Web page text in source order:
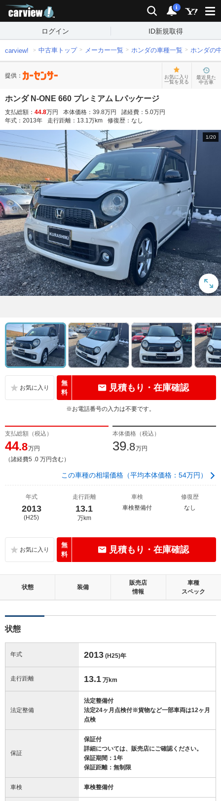
検索 通知
i
ログイン ID新規取得
carview! 中古車トップ メーカー一覧 ホンダの車種一覧 ホンダの
提供：
お気に入り
一覧を見る
最近見た
中古車
ホンダ N-ONE 660 プレミアム Lパッケージ
支払総額： 44.8万円 本体価格： 39.8万円 諸経費： 5.0万円
年式： 2013年 走行距離： 13.1万km 修復歴： なし
1/20
無
料
見積もり・在庫確認
※お電話番号の入力は不要です。
支払総額（税込）
44.8万円
（諸経費5 .0 万円含む）
本体価格（税込）
39.8万円
この車種の相場価格（平均本体価格：54万円）
年式
2013
(H25)
走行距離
13.1
万km
車検
車検整備付
修復歴
なし
無
料
見積もり・在庫確認
状態 装備
販売店
情報
車種
スペック
状態
年式 2013 (H25)年
走行距離 13.1 万km
法定整備
法定整備付
法定24ヶ月点検付※貨物など一部車両は12ヶ月
点検
保証
保証付
詳細については、販売店にご確認ください。
保証期間：1年
保証距離：無制限
車検 車検整備付